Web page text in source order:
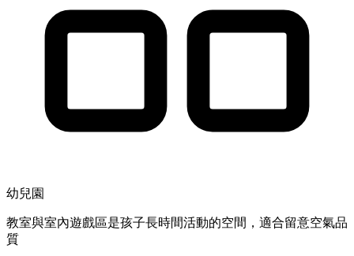
幼兒園
教室與室內遊戲區是孩子長時間活動的空間，適合留意空氣品
質